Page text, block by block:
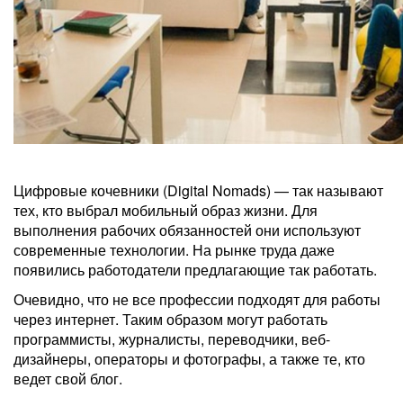
Цифровые кочевники (Digital Nomads) — так называют
тех, кто выбрал мобильный образ жизни. Для
выполнения рабочих обязанностей они используют
современные технологии. На рынке труда даже
появились работодатели предлагающие так работать.
Очевидно, что не все профессии подходят для работы
через интернет. Таким образом могут работать
программисты, журналисты, переводчики, веб-
дизайнеры, операторы и фотографы, а также те, кто
ведет свой блог.